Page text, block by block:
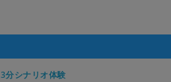
3分シナリオ体験